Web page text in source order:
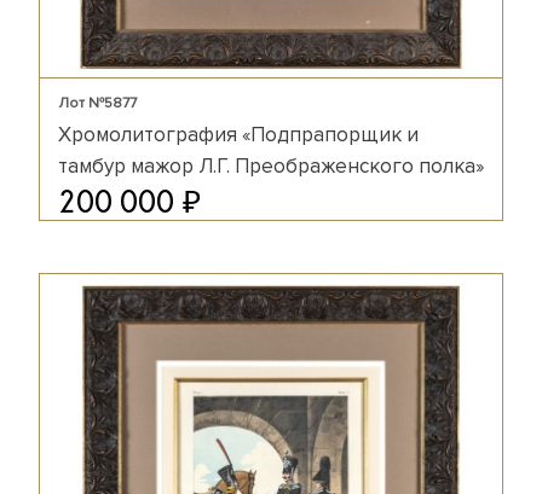
Лот №5877
Хромолитография «Подпрапорщик и
тамбур мажор Л.Г. Преображенского полка»
200 000 ₽